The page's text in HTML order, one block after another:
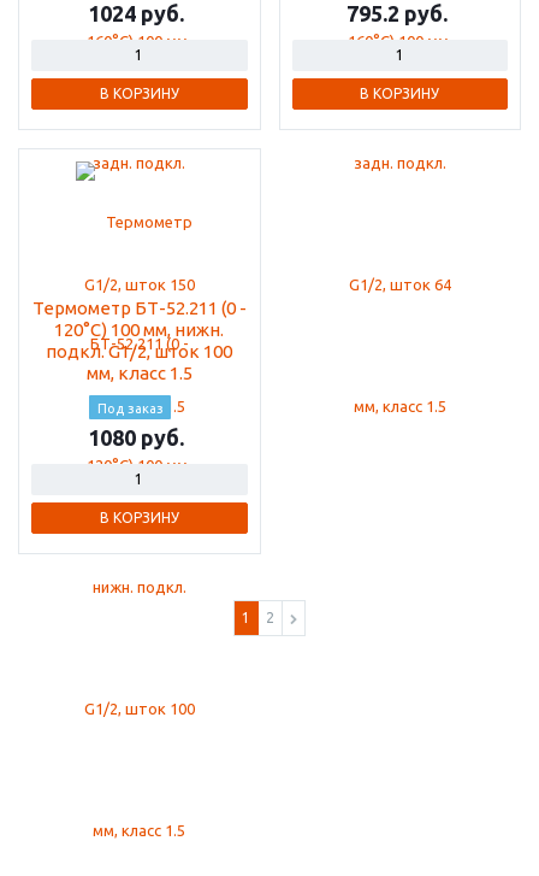
1024
В КОРЗИНУ
795.2
В КОРЗИНУ
Термометр БТ-52.211 (0 -
120°С) 100 мм, нижн.
подкл. G1/2, шток 100
мм, класс 1.5
Под заказ
1080
В КОРЗИНУ
1 2